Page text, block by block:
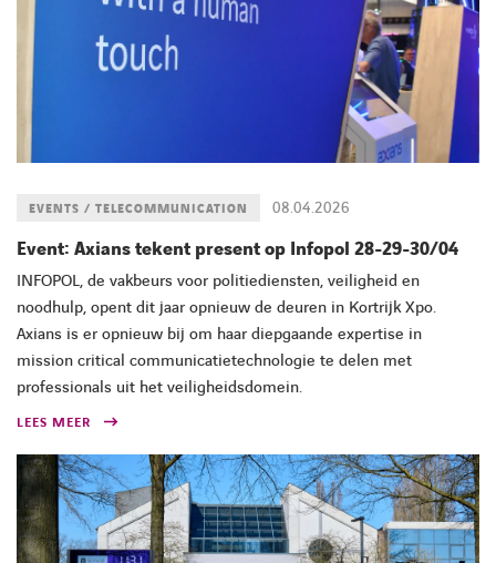
08.04.2026
EVENTS / TELECOMMUNICATION
Event: Axians tekent present op Infopol 28-29-30/04
INFOPOL, de vakbeurs voor politiediensten, veiligheid en
noodhulp, opent dit jaar opnieuw de deuren in Kortrijk Xpo.
Axians is er opnieuw bij om haar diepgaande expertise in
mission critical communicatietechnologie te delen met
professionals uit het veiligheidsdomein.
LEES MEER